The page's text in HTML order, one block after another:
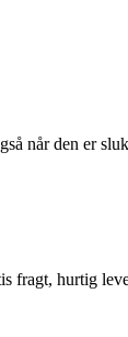
den er
fragt, hurtig